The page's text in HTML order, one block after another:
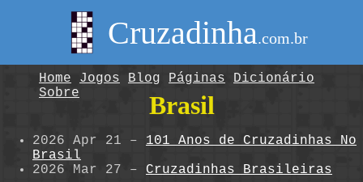
Cruzadinha.com.br
Home Jogos Blog Páginas
Dicionário
Sobre
Brasil
2026 Apr 21 – 101 Anos de Cruzadinhas No
Brasil
2026 Mar 27 – Cruzadinhas Brasileiras